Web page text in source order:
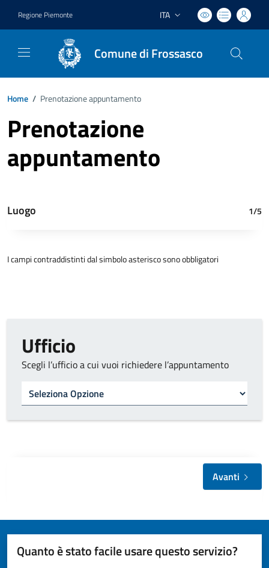
Regione Piemonte Lingua attiva:
ITA
Comune di Frossasco
Home / Prenotazione appuntamento
Prenotazione
appuntamento
Luogo 1/5
I campi contraddistinti dal simbolo asterisco sono obbligatori
Ufficio
Scegli l’ufficio a cui vuoi richiedere l’appuntamento
Avanti
Quanto è stato facile usare questo servizio?